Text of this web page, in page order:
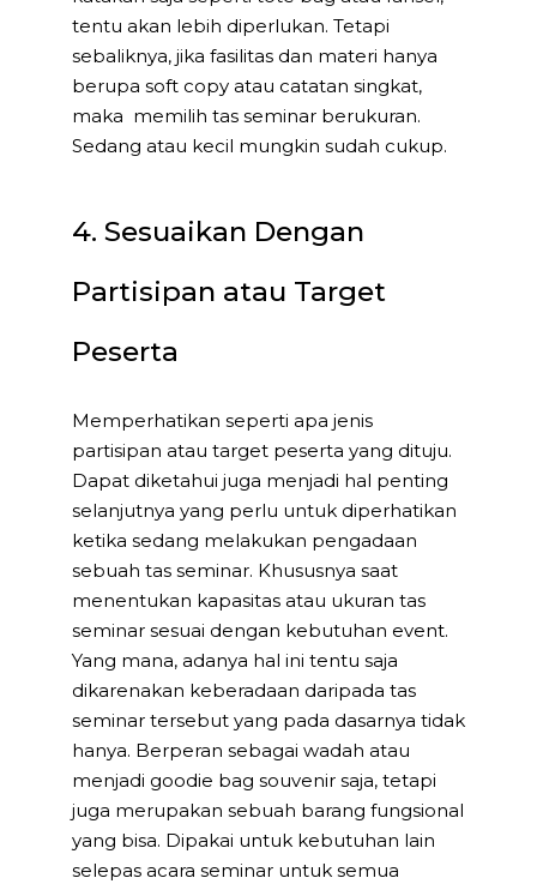
tentu akan lebih diperlukan. Tetapi
sebaliknya, jika fasilitas dan materi hanya
berupa soft copy atau catatan singkat,
maka memilih tas seminar berukuran.
Sedang atau kecil mungkin sudah cukup.
4. Sesuaikan Dengan
Partisipan atau Target
Peserta
Memperhatikan seperti apa jenis
partisipan atau target peserta yang dituju.
Dapat diketahui juga menjadi hal penting
selanjutnya yang perlu untuk diperhatikan
ketika sedang melakukan pengadaan
sebuah tas seminar. Khususnya saat
menentukan kapasitas atau ukuran tas
seminar sesuai dengan kebutuhan event.
Yang mana, adanya hal ini tentu saja
dikarenakan keberadaan daripada tas
seminar tersebut yang pada dasarnya tidak
hanya. Berperan sebagai wadah atau
menjadi goodie bag souvenir saja, tetapi
juga merupakan sebuah barang fungsional
yang bisa. Dipakai untuk kebutuhan lain
selepas acara seminar untuk semua